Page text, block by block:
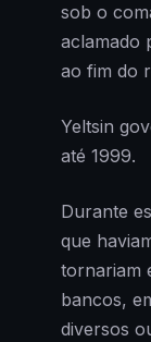
sob o
aclamado
ao fim do
Yeltsin
até 1999.
Durante
que
tornariam
bancos,
diversos